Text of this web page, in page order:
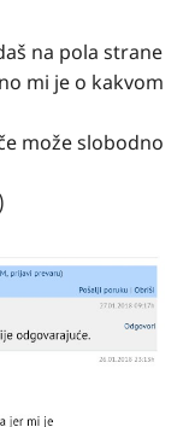
na pola strane
mi je o kakvom
može slobodno